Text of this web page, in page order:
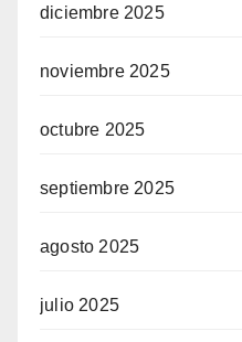
diciembre 2025
noviembre 2025
octubre 2025
septiembre 2025
agosto 2025
julio 2025